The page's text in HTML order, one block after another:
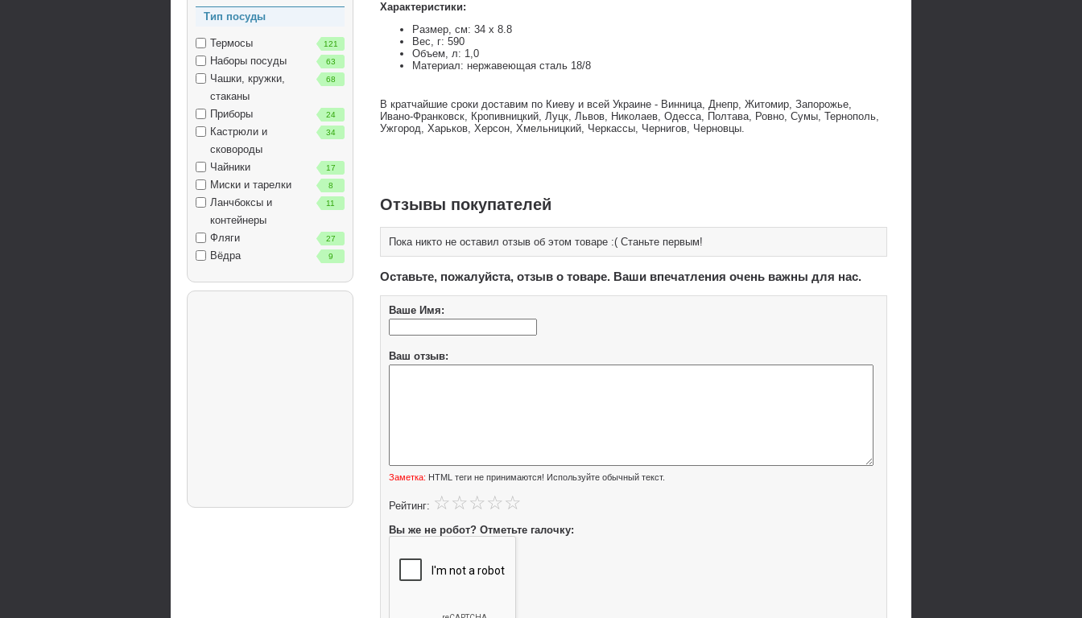
Тип посуды
Термосы 121
Наборы посуды 63
Чашки, кружки,
стаканы
68
Приборы 24
Кастрюли и
сковороды
34
Чайники 17
Миски и тарелки 8
Ланчбоксы и
контейнеры
11
Фляги 27
Вёдра 9
Характеристики:
Размер, см: 34 x 8.8
Вес, г: 590
Объем, л: 1,0
Материал: нержавеющая сталь 18/8
В кратчайшие сроки доставим по Киеву и всей Украине - Винница, Днепр, Житомир, Запорожье,
Ивано-Франковск, Кропивницкий, Луцк, Львов, Николаев, Одесса, Полтава, Ровно, Сумы, Тернополь,
Ужгород, Харьков, Херсон, Хмельницкий, Черкассы, Чернигов, Черновцы.
Отзывы покупателей
Пока никто не оставил отзыв об этом товаре :( Станьте первым!
Оставьте, пожалуйста, отзыв о товаре. Ваши впечатления очень важны для нас.
Ваше Имя:
Ваш отзыв:
Заметка: HTML теги не принимаются! Используйте обычный текст.
Рейтинг:
Вы же не робот? Отметьте галочку: